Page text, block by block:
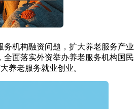
务机构融资问题，扩大养老服务产业
全面落实外资举办养老服务机构国民
养老服务就业创业。